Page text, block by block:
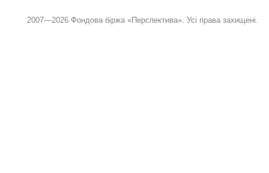
2007—2026 Фондова біржа «Перспектива». Усі права захищені.